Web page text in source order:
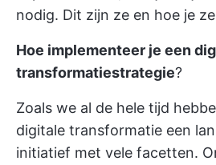
nodig. Dit zijn ze en hoe je
Hoe implementeer je een
transformatiestrategie?
Zoals we al de hele tijd
digitale transformatie een
initiatief met vele facetten.